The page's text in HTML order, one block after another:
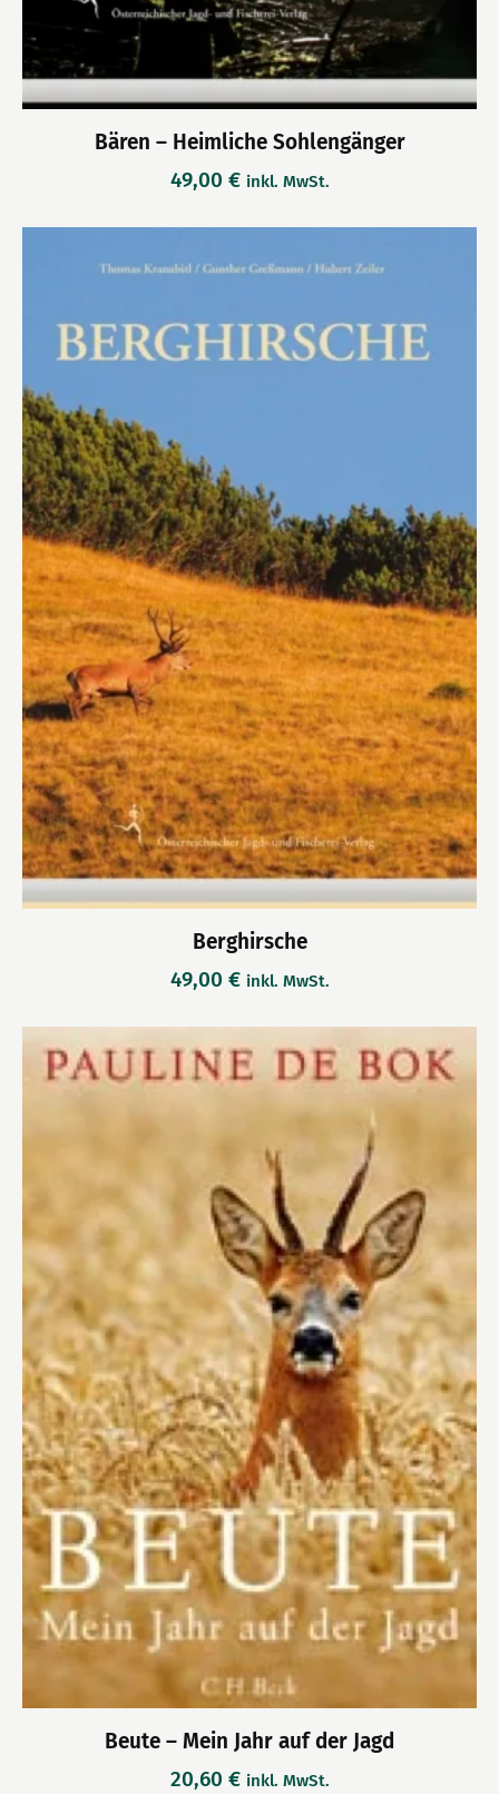
Bären – Heimliche Sohlengänger
49,00 € inkl. MwSt.
Berghirsche
49,00 € inkl. MwSt.
Beute – Mein Jahr auf der Jagd
20,60 € inkl. MwSt.